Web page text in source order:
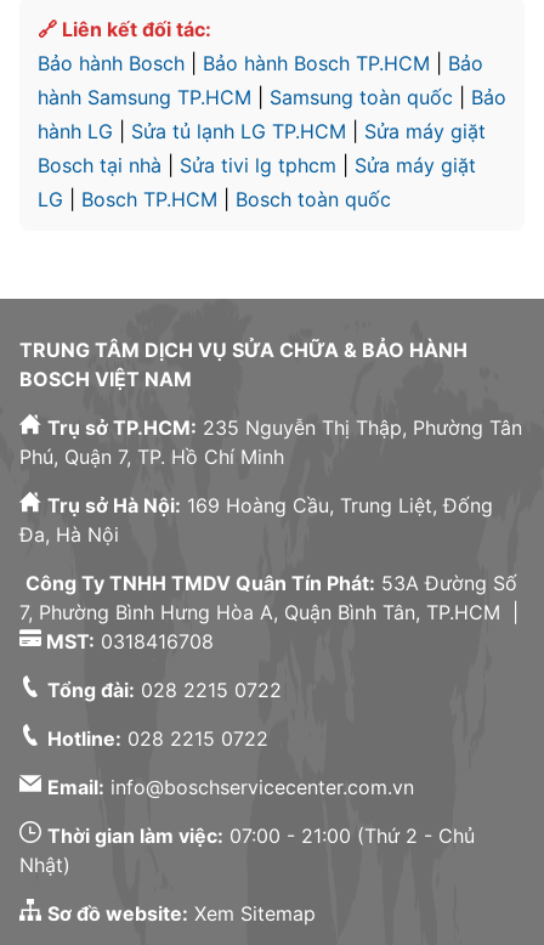
🔗 Liên kết đối tác:
Bảo hành Bosch
Bảo hành Bosch TP.HCM
Bảo
hành Samsung TP.HCM
Samsung toàn quốc
Bảo
hành LG
Sửa tủ lạnh LG TP.HCM
Sửa máy giặt
Bosch tại nhà
Sửa tivi lg tphcm
Sửa máy giặt
LG
Bosch TP.HCM Bosch toàn quốc
TRUNG TÂM DỊCH VỤ SỬA CHỮA & BẢO HÀNH
BOSCH VIỆT NAM
Trụ sở TP.HCM: 235 Nguyễn Thị Thập, Phường Tân
Phú, Quận 7, TP. Hồ Chí Minh
Trụ sở Hà Nội: 169 Hoàng Cầu, Trung Liệt, Đống
Đa, Hà Nội
Công Ty TNHH TMDV Quân Tín Phát: 53A Đường Số
7, Phường Bình Hưng Hòa A, Quận Bình Tân, TP.HCM |
MST: 0318416708
Tổng đài: 028 2215 0722
Hotline: 028 2215 0722
Email: info@boschservicecenter.com.vn
Thời gian làm việc: 07:00 - 21:00 (Thứ 2 - Chủ
Nhật)
Sơ đồ website: Xem Sitemap